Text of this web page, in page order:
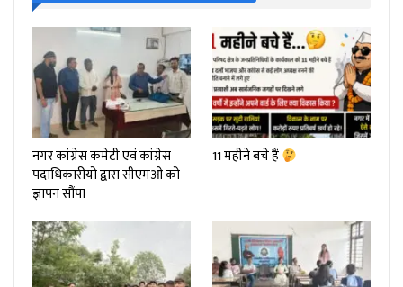
नगर कांग्रेस कमेटी एवं कांग्रेस
पदाधिकारीयो द्वारा सीएमओ को
ज्ञापन सौंपा
11 महीने बचे हैं